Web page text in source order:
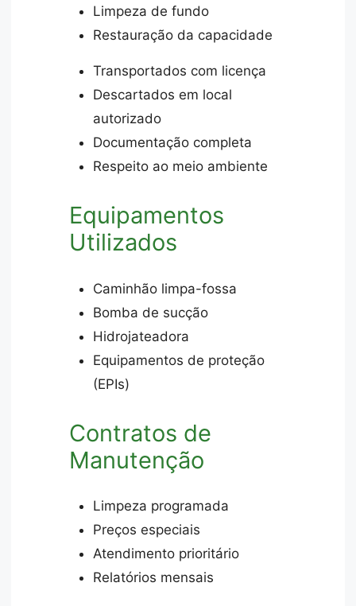
Limpeza de fundo
Restauração da capacidade
Transportados com licença
Descartados em local
autorizado
Documentação completa
Respeito ao meio ambiente
Equipamentos
Utilizados
Caminhão limpa-fossa
Bomba de sucção
Hidrojateadora
Equipamentos de proteção
(EPIs)
Contratos de
Manutenção
Limpeza programada
Preços especiais
Atendimento prioritário
Relatórios mensais